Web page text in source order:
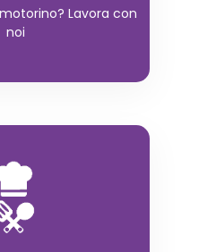
Lavora con
noi